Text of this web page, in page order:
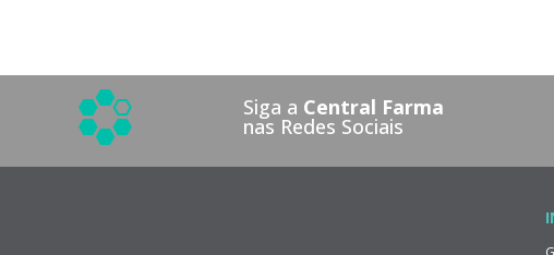
Siga a Central Farma
nas Redes Sociais